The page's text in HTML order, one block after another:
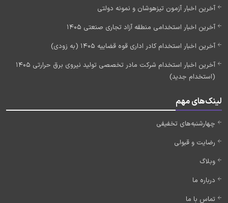
آخرین اخبار آزمون تیزهوشان و نمونه دولتی
آخرین اخبار استخدامی منطقه آزاد تجاری صنعتی 1405
آخرین اخبار استخدام کادر اداری قوه قضاییه 1405 (به زودی)
آخرین اخبار استخدام شرکت مادر تخصصی تولید نیروی برق حرارتی 1405
(استخدام جدید)
لینک‌های مهم
چهارشنبه‌های تخفیفی
رضایت و قبولی
وبلاگ
درباره ما
تماس با ما